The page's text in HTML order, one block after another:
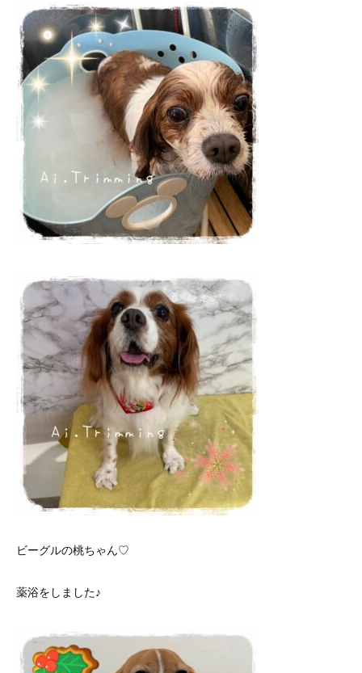
ビーグルの桃ちゃん♡
薬浴をしました♪